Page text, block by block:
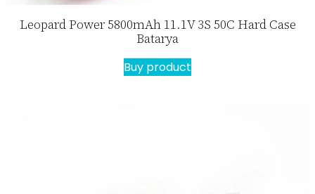
Leopard Power 5800mAh 11.1V 3S 50C Hard Case
Batarya
Buy product